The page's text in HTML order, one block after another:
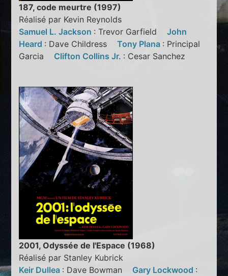
187, code meurtre (1997)
Réalisé par Kevin Reynolds
Samuel L. Jackson : Trevor GarfieldJohn
Heard : Dave ChildressTony Plana : Principal
Garcia Clifton Collins Jr. : Cesar Sanchez
2001, Odyssée de l'Espace (1968)
Réalisé par Stanley Kubrick
Keir Dullea : Dave Bowman Gary Lockwood :